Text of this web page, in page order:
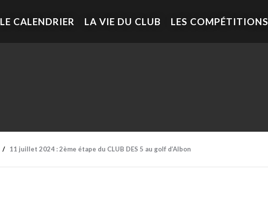
LE CALENDRIER LA VIE DU CLUB LES COMPÉTITIONS
11 juillet 2024 : 2ème étape du CLUB DES 5 au golf d’Albon